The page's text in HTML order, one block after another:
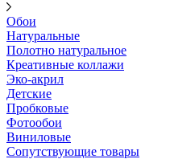
Обои
Натуральные
Полотно натуральное
Креативные коллажи
Эко-акрил
Детские
Пробковые
Фотообои
Виниловые
Сопутствующие товары